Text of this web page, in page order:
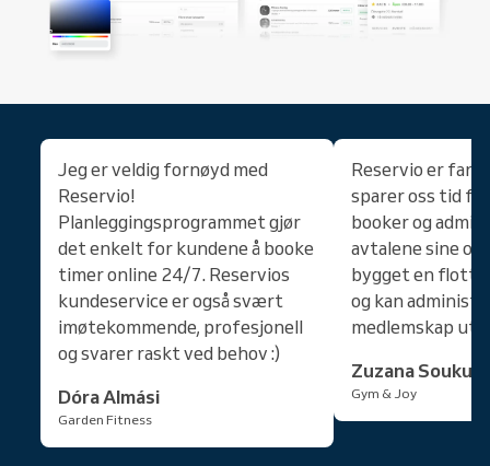
Jeg er veldig fornøyd med
Reservio!
Planleggingsprogrammet gjør
det enkelt for kundene å booke
timer online 24/7. Reservios
kundeservice er også svært
imøtekommende, profesjonell
og svarer raskt ved behov :)
Dóra Almási
Garden Fitness
Reservio er
sparer oss tid
booker og
avtalene sine
bygget en flott
og kan
medlemskap
Zuzana
Gym & Joy